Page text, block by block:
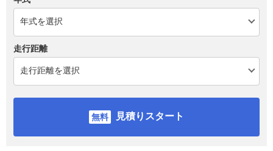
走行距離
見積りスタート